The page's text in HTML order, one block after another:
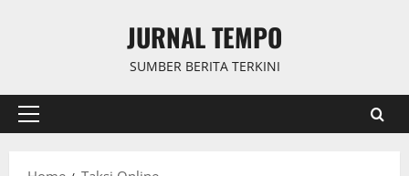
JURNAL TEMPO
SUMBER BERITA TERKINI
Primary